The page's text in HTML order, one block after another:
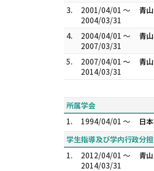
3.
2001/04/01 ～
2004/03/31
青
4.
2004/04/01 ～
2007/03/31
青
5.
2007/04/01 ～
2014/03/31
青
所属学会
1.
1994/04/01 ～
日
学生指導及び学内行政分担
1.
2012/04/01 ～
2014/03/31
青